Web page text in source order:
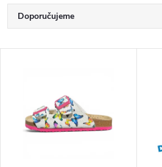
Ř
a
Doporučujeme
Abecedně